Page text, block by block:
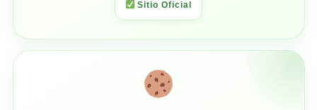
Sitio Oficial